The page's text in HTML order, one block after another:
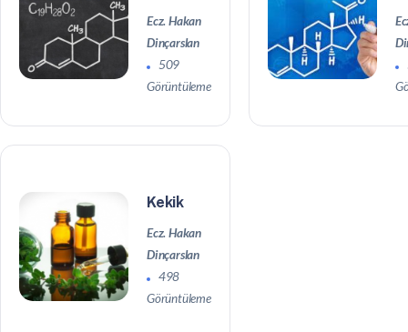
Ecz. Hakan
Dinçarslan
509
Görüntüleme
Kekik
Ecz. Hakan
Dinçarslan
498
Görüntüleme